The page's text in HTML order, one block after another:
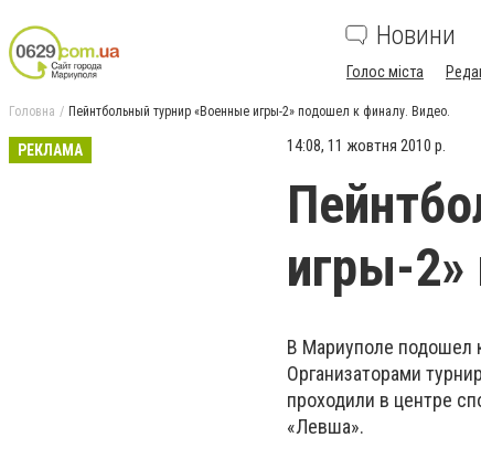
Новини
Голос міста
Головна Пейнтбольный турнир «Военные игры-2» подошел к финалу. Видео.
РЕКЛАМА 14:08, 11 жовтня 2010 р.
игры-
В Мариуполе подошел
Организаторами
проходили в центре
«Левша».